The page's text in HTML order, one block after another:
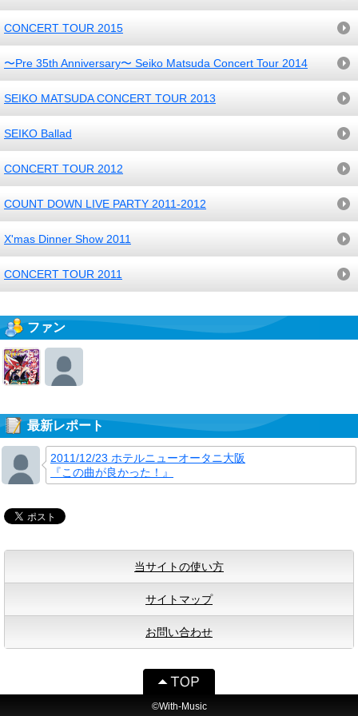
CONCERT TOUR 2015
〜Pre 35th Anniversary〜 Seiko Matsuda Concert Tour 2014
SEIKO MATSUDA CONCERT TOUR 2013
SEIKO Ballad
CONCERT TOUR 2012
COUNT DOWN LIVE PARTY 2011-2012
X'mas Dinner Show 2011
CONCERT TOUR 2011
ファン
最新レポート
2011/12/23 ホテルニューオータニ大阪
『この曲が良かった！』
当サイトの使い方
サイトマップ
お問い合わせ
©With-Music